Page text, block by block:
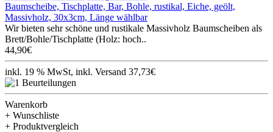
Baumscheibe, Tischplatte, Bar, Bohle, rustikal, Eiche, geölt,
Massivholz, 30x3cm, Länge wählbar
Wir bieten sehr schöne und rustikale Massivholz Baumscheiben als
Brett/Bohle/Tischplatte (Holz: hoch..
44,90€
inkl. 19 % MwSt, inkl. Versand 37,73€
Warenkorb
+ Wunschliste
+ Produktvergleich